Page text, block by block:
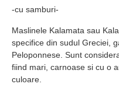
-cu samburi-
Maslinele Kalamata sau
specifice din sudul Greciei,
Peloponnese. Sunt
fiind mari, carnoase si cu o
culoare.